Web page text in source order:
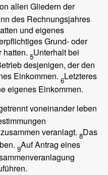
allen Gliedern der
des Rechnungsjahres
und eigenes
Grund- oder
hatten. 5Unterhalt bei
desjenigen, der den
Einkommen. 6Letzteres
eigenes Einkommen.
voneinander leben
veranlagt. 8Das
9Auf Antrag eines